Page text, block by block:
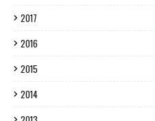
2017
2016
2015
2014